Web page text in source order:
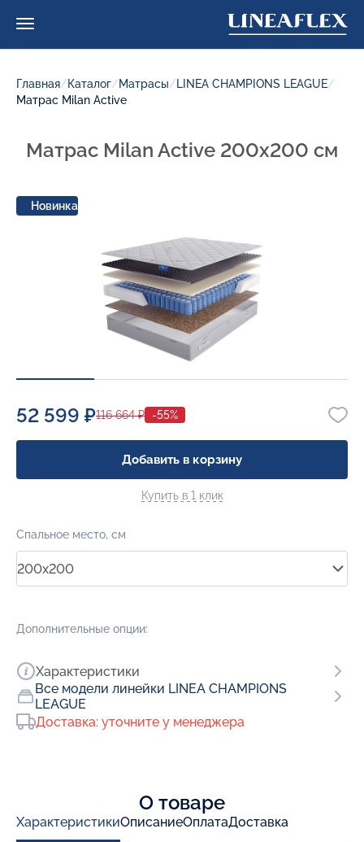
Главная/Каталог/Матрасы/ LINEA CHAMPIONS LEAGUE/
Матрас Milan Active
О товаре
ХарактеристикиОписаниеОплатаДоставка
Матрас Milan Active 200x200 см
Новинка
52 599 ₽116 664 ₽ -55%
Добавить в корзину
Купить в 1 клик
Спальное место, см
200x200
Дополнительные опции:
Характеристики
Все модели линейки LINEA CHAMPIONS
LEAGUE
Доставка: уточните у менеджера